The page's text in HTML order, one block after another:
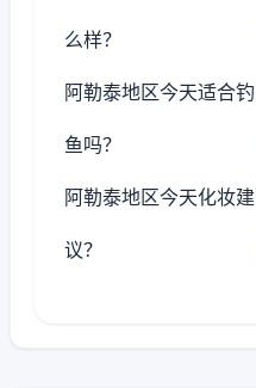
么样？
阿勒泰地区今天适合钓
鱼吗？
阿勒泰地区今天化妆建
议？